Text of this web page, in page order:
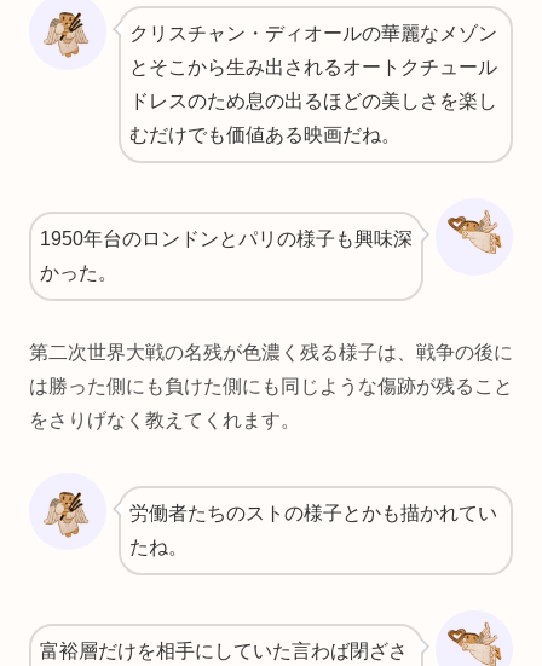
クリスチャン・ディオールの華麗なメゾン
とそこから生み出されるオートクチュール
ドレスのため息の出るほどの美しさを楽し
むだけでも価値ある映画だね。
1950年台のロンドンとパリの様子も興味深
かった。
第二次世界大戦の名残が色濃く残る様子は、戦争の後に
は勝った側にも負けた側にも同じような傷跡が残ること
をさりげなく教えてくれます。
労働者たちのストの様子とかも描かれてい
たね。
富裕層だけを相手にしていた言わば閉ざさ